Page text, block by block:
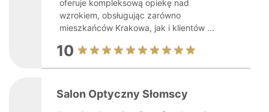
oferuje kompleksową opiekę nad
wzrokiem, obsługując zarówno
mieszkańców Krakowa, jak i klientów ...
10
Salon Optyczny Słomscy